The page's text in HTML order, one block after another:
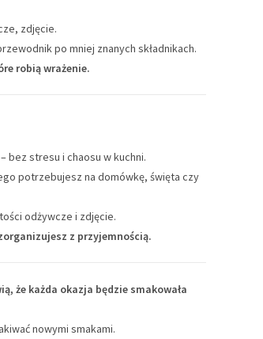
zdjęcie.
po mniej znanych składnikach.
robią wrażenie.
bez stresu i chaosu w kuchni.
potrzebujesz na domówkę, święta czy
odżywcze i zdjęcie.
z przyjemnością.
że każda okazja będzie smakowała
nowymi smakami.